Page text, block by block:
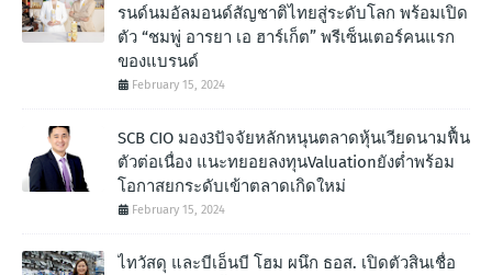
รนด์นมอัลมอนด์สัญชาติไทยสู่ระดับโลก พร้อมเปิด
ตัว “ชมพู่ อารยา เอ ฮาร์เก็ต” พรีเซ็นเตอร์คนแรก
ของแบรนด์
February 15, 2024
SCB CIO มอง3ปัจจัยหลักหนุนตลาดหุ้นเวียดนามฟื้น
ตัวต่อเนื่อง แนะทยอยลงทุนValuationยังต่ำพร้อม
โอกาสยกระดับเข้าตลาดเกิดใหม่
February 15, 2024
ไทวัสดุ และบีเอ็นบี โฮม ผนึก ธอส. เปิดตัวสินเชื่อ